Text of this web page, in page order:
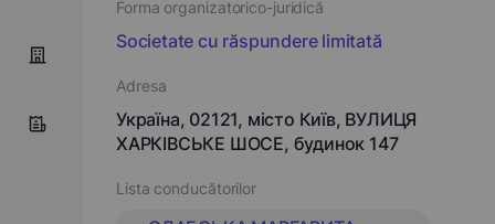
Forma organizatorico-juridică
Societate cu răspundere limitată
Adresa
Україна, 02121, місто Київ, ВУЛИЦЯ
ХАРКІВСЬКЕ ШОСЕ, будинок 147
Lista conducătorilor